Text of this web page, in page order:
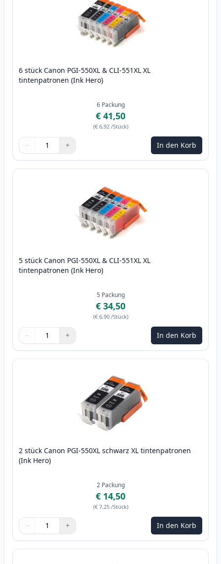
6 stück Canon PGI-550XL & CLI-551XL XL
tintenpatronen (Ink Hero)
6 Packung
€ 41,50
(€ 6,92 /Stück)
Menge
Verwenden Sie die Tasten, um anzupassen
− +
Menge 1 In den Korb
5 stück Canon PGI-550XL & CLI-551XL XL
tintenpatronen (Ink Hero)
5 Packung
€ 34,50
(€ 6,90 /Stück)
Menge
Verwenden Sie die Tasten, um anzupassen
− +
Menge 1 In den Korb
2 stück Canon PGI-550XL schwarz XL tintenpatronen
(Ink Hero)
2 Packung
€ 14,50
(€ 7,25 /Stück)
Menge
Verwenden Sie die Tasten, um anzupassen
− +
Menge 1 In den Korb